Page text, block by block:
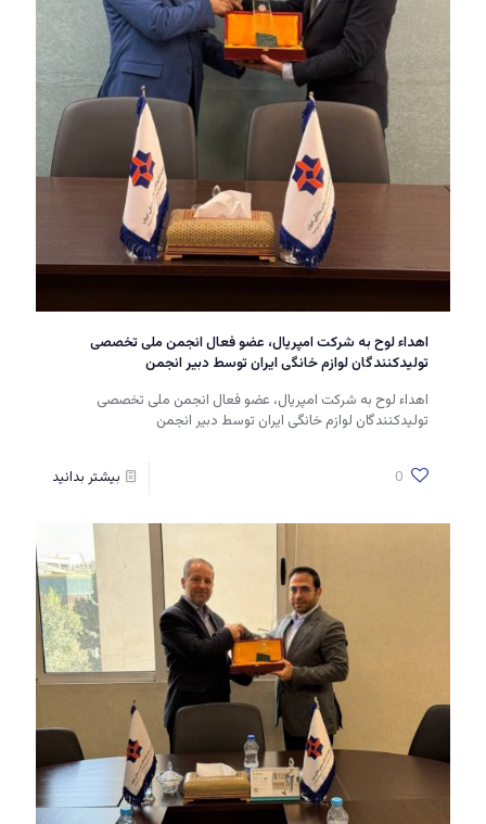
اهداء لوح به شرکت امپریال، عضو فعال انجمن ملی تخصصی
تولیدکنندگان لوازم خانگی ایران توسط دبیر انجمن
اهداء لوح به شرکت امپریال، عضو فعال انجمن ملی تخصصی
تولیدکنندگان لوازم خانگی ایران توسط دبیر انجمن
0 بیشتر بدانید